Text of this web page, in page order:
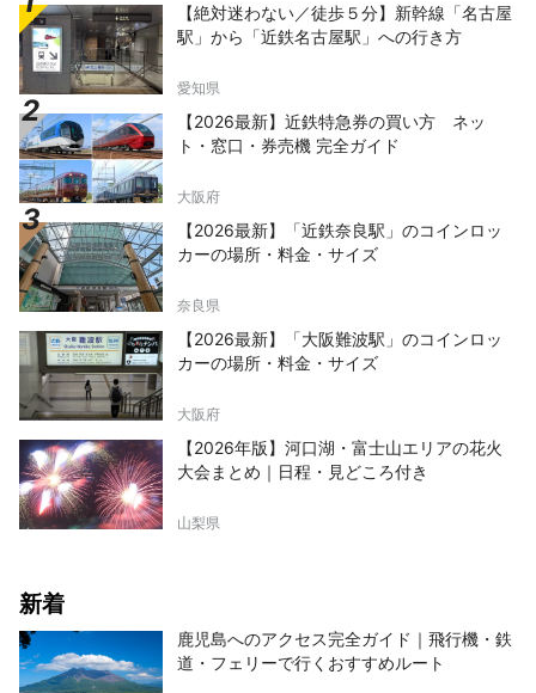
【絶対迷わない／徒歩５分】新幹線「名古屋
駅」から「近鉄名古屋駅」への行き方
愛知県
【2026最新】近鉄特急券の買い方 ネッ
ト・窓口・券売機 完全ガイド
大阪府
【2026最新】「近鉄奈良駅」のコインロッ
カーの場所・料金・サイズ
奈良県
【2026最新】「大阪難波駅」のコインロッ
カーの場所・料金・サイズ
大阪府
【2026年版】河口湖・富士山エリアの花火
大会まとめ｜日程・見どころ付き
山梨県
新着
鹿児島へのアクセス完全ガイド｜飛行機・鉄
道・フェリーで行くおすすめルート